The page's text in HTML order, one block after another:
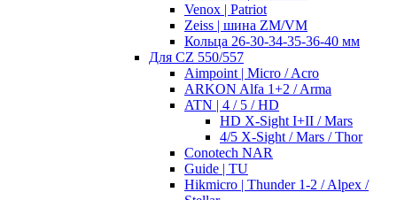
Venox | Patriot
Zeiss | шина ZM/VM
Кольца 26-30-34-35-36-40 мм
Для CZ 550/557
Aimpoint | Micro / Acro
ARKON Alfa 1+2 / Arma
ATN | 4 / 5 / HD
HD X-Sight I+II / Mars
4/5 X-Sight / Mars / Thor
Conotech NAR
Guide | TU
Hikmicro | Thunder 1-2 / Alpex /